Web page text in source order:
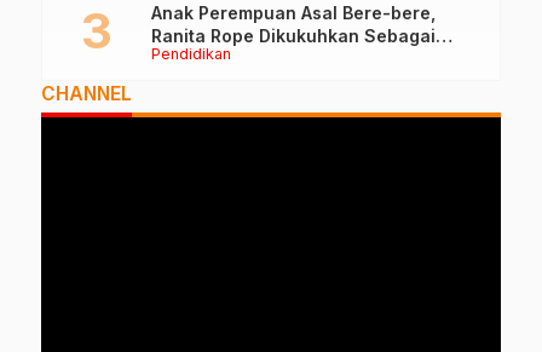
Pendidikan
Anak Perempuan Asal Bere-bere,
Ranita Rope Dikukuhkan Sebagai
Guru Besar dan Rektor Ummu
CHANNEL